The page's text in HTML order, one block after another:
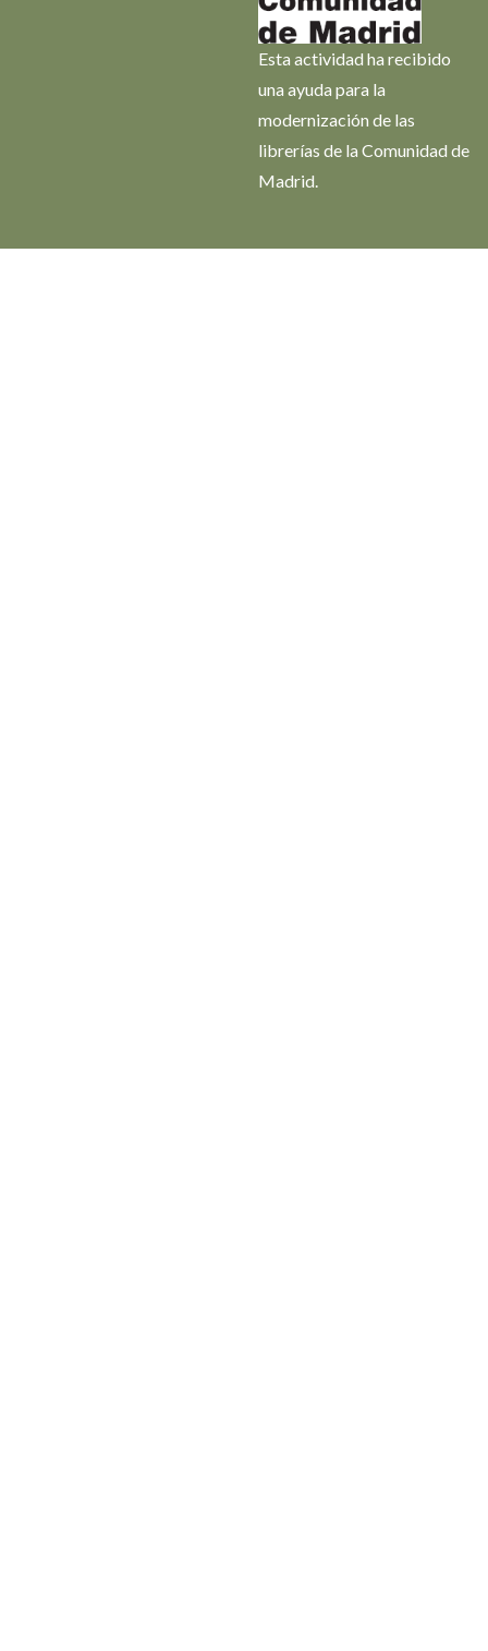
Esta actividad ha recibido
una ayuda para la
modernización de las
librerías de la Comunidad de
Madrid.